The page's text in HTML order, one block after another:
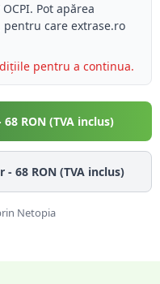
Pot apărea
pentru care extrase.ro
pentru a continua.
68RON (TVA inclus)
- 68RON (TVA inclus)
Netopia